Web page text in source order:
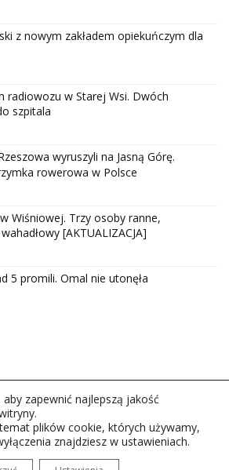
z nowym zakładem opiekuńczym dla
radiowozu w Starej Wsi. Dwóch
szpitala
wyruszyli na Jasną Górę.
rowerowa w Polsce
Wiśniowej. Trzy osoby ranne,
[AKTUALIZACJA]
5 promili. Omal nie utonęła
Radio Rzeszów S.A. w likwidacj.
zapewnić najlepszą jakość
plików cookie, których używamy,
znajdziesz w ustawieniach.